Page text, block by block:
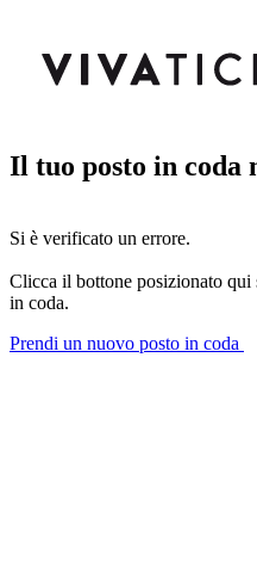
Il tuo posto in coda
Si è verificato un errore.
Clicca il bottone posizionato qui
in coda.
Prendi un nuovo posto in coda